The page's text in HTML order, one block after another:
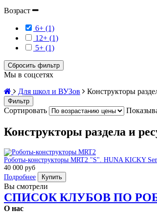
Возраст
6+ (1)
12+ (1)
5+ (1)
Сбросить фильтр
Мы в соцсетях
Для школ и ВУЗов
Конструкторы
Фильтр
Сортировать
Конструкторы раздела и
Роботы-конструкторы MRT2 "S". HUNA KICKY
40 000 руб
Подробнее
Купить
Вы смотрели
СПИСОК КЛУБОВ ПО
О нас